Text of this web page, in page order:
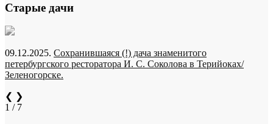
Старые дачи
09.12.2025. Сохранившаяся (!) дача знаменитого
петербургского ресторатора И. С. Соколова в Терийоках/
Зеленогорске.
❮ ❯
1 / 7